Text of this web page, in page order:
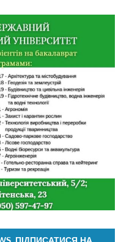
ПІДПИСАТИСЯ НА